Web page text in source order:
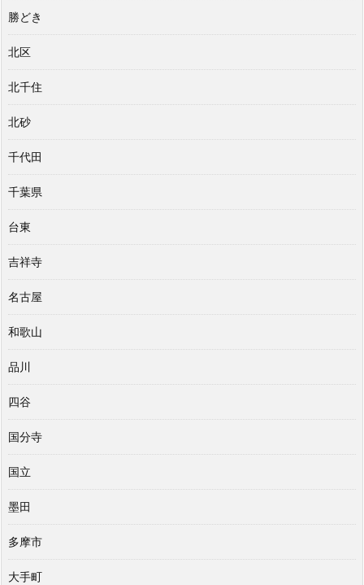
勝どき
北区
北千住
北砂
千代田
千葉県
台東
吉祥寺
名古屋
和歌山
品川
四谷
国分寺
国立
墨田
多摩市
大手町